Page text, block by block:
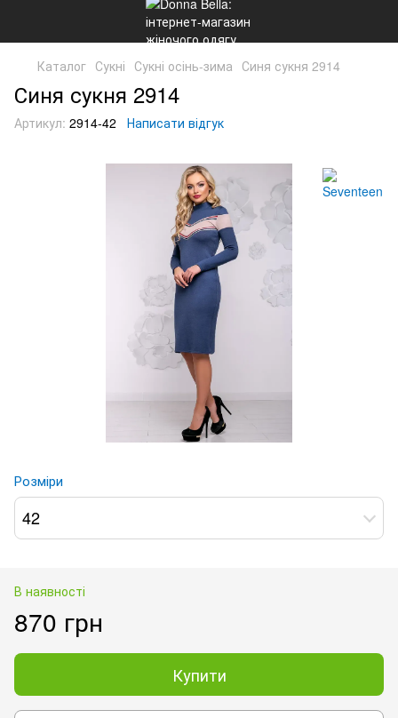
Каталог Сукні Сукні осінь-зима Синя сукня 2914
Синя сукня 2914
Артикул: 2914-42 Написати відгук
Розміри
42
В наявності
870 грн
Купити